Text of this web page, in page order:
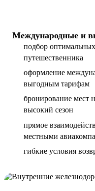
Международные и
подбор
путешественника
оформление
выгодным тарифам
бронирование мест
высокий сезон
прямое
местными
гибкие условия